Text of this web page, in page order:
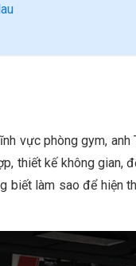
vực phòng gym, anh
thiết kế không gian,
biết làm sao để hiện